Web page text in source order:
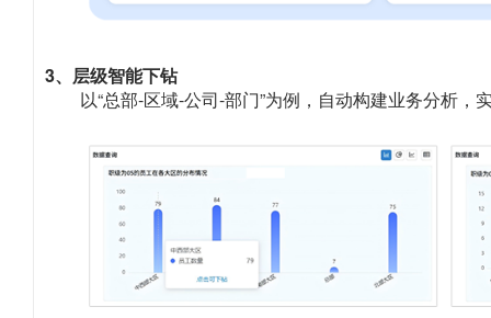
3、层级智能下钻
以“总部-区域-公司-部门”为例，自动构建业务分析，